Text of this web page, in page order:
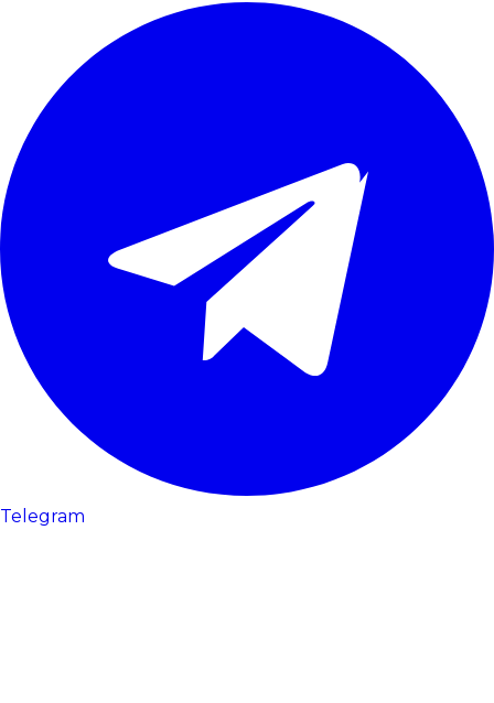
Telegram